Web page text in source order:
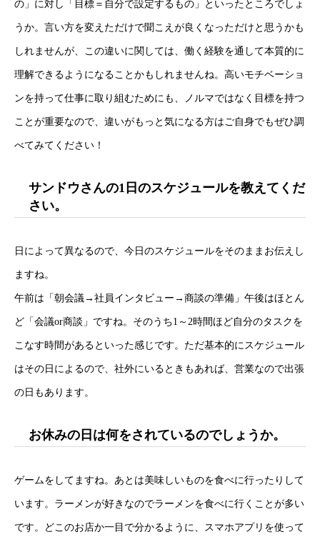
の」に対し「目標＝自分で設定するもの」といったところでしょ
うか。言い方を変えただけで聞こえが良くなっただけと思うかも
しれませんが、この違いに関しては、働く経験を通して本質的に
理解できるようになることかもしれませんね。高いモチベーショ
ンを持って仕事に取り組むためにも、ノルマではなく目標を持つ
ことが重要なので、違いがもっと気になる方はご自身でもぜひ調
べてみてください！
サンドウさんの1日のスケジュールを教えてくだ
さい。
日によって異なるので、今日のスケジュールをそのままお伝えし
ますね。
午前は「朝会議→社員インタビュー→商談の準備」午後はほとん
ど「会議or商談」ですね。そのうち1～2時間ほど自分のタスクを
こなす時間があるといった感じです。ただ基本的にスケジュール
はその日によるので、社外にいるときもあれば、営業なので出張
の日もあります。
お休みの日は何をされているのでしょうか。
ゲームをしてますね。あとは美味しいものを食べに行ったりして
います。ラーメンが好きなのでラーメンを食べに行くことが多い
です。どこのお店か一目で分かるように、スマホアプリを使って